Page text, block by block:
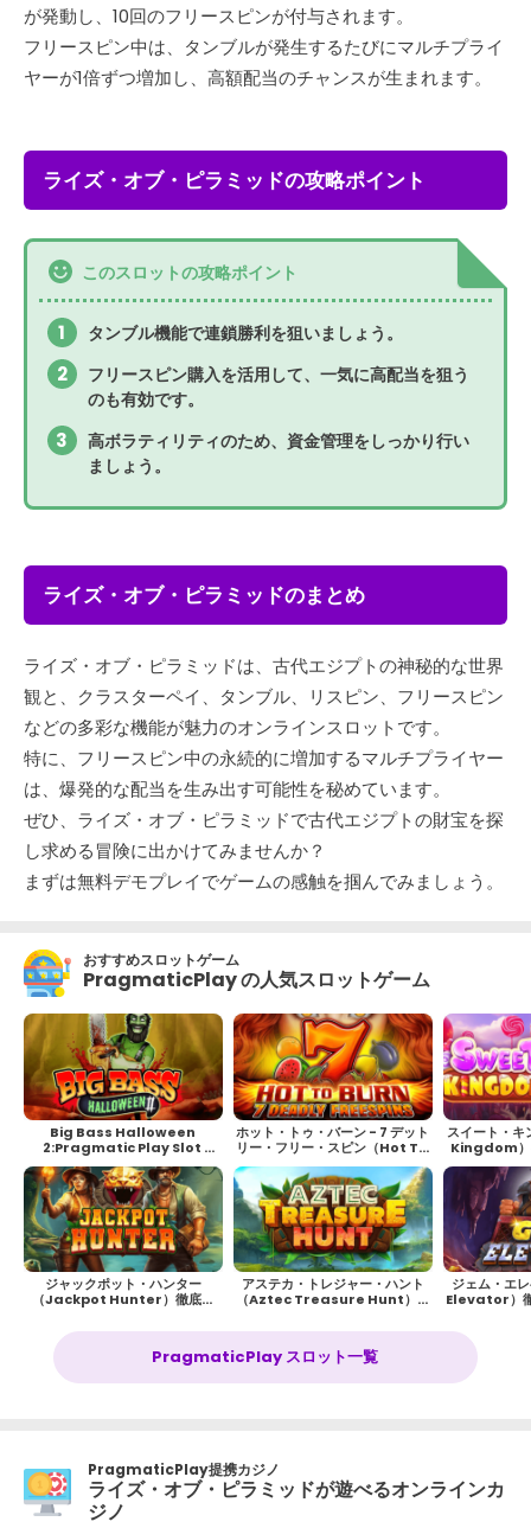
が発動し、10回のフリースピンが付与されます。
フリースピン中は、タンブルが発生するたびにマルチプライ
ヤーが1倍ずつ増加し、高額配当のチャンスが生まれます。
ライズ・オブ・ピラミッドの攻略ポイント
このスロットの攻略ポイント
タンブル機能で連鎖勝利を狙いましょう。
フリースピン購入を活用して、一気に高配当を狙う
のも有効です。
高ボラティリティのため、資金管理をしっかり行い
ましょう。
ライズ・オブ・ピラミッドのまとめ
ライズ・オブ・ピラミッドは、古代エジプトの神秘的な世界
観と、クラスターペイ、タンブル、リスピン、フリースピン
などの多彩な機能が魅力のオンラインスロットです。
特に、フリースピン中の永続的に増加するマルチプライヤー
は、爆発的な配当を生み出す可能性を秘めています。
ぜひ、ライズ・オブ・ピラミッドで古代エジプトの財宝を探
し求める冒険に出かけてみませんか？
まずは無料デモプレイでゲームの感触を掴んでみましょう。
おすすめスロットゲーム
PragmaticPlay の人気スロットゲーム
Big Bass Halloween
2:Pragmatic Play Slot
Review
ホット・トゥ・バーン - 7 デット
リー・フリー・スピン（Hot To
Burn - 7 Deadly Free
Spins）徹底解説！遊び方や攻
略方法
スイート・
Kingdom）
や
ジャックポット・ハンター
（Jackpot Hunter）徹底解
アステカ・トレジャー・ハント
（Aztec Treasure Hunt）徹
ジェム・エ
Elevator）
PragmaticPlay スロット一覧
PragmaticPlay提携カジノ
ライズ・オブ・ピラミッドが遊べるオンラインカ
ジノ